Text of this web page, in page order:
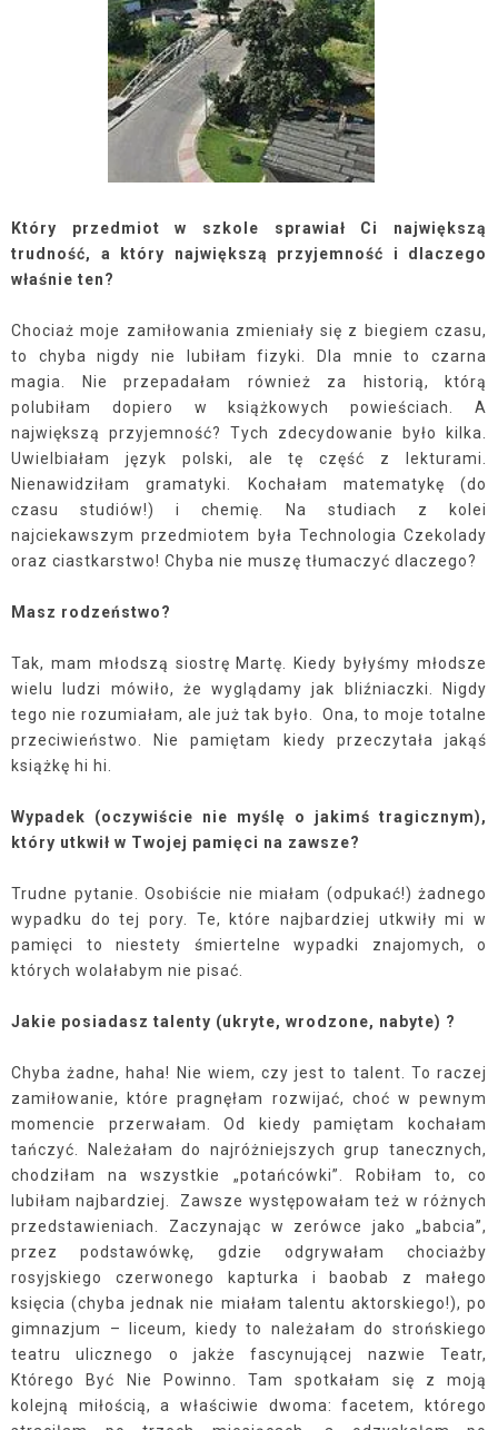
Który przedmiot w szkole sprawiał Ci największą
trudność, a który największą przyjemność i dlaczego
właśnie ten?
Chociaż moje zamiłowania zmieniały się z biegiem czasu,
to chyba nigdy nie lubiłam fizyki. Dla mnie to czarna
magia. Nie przepadałam również za historią, którą
polubiłam dopiero w książkowych powieściach. A
największą przyjemność? Tych zdecydowanie było kilka.
Uwielbiałam język polski, ale tę część z lekturami.
Nienawidziłam gramatyki. Kochałam matematykę (do
czasu studiów!) i chemię. Na studiach z kolei
najciekawszym przedmiotem była Technologia Czekolady
oraz ciastkarstwo! Chyba nie muszę tłumaczyć dlaczego?
Masz rodzeństwo?
Tak, mam młodszą siostrę Martę. Kiedy byłyśmy młodsze
wielu ludzi mówiło, że wyglądamy jak bliźniaczki. Nigdy
tego nie rozumiałam, ale już tak było.
Ona, to moje totalne
przeciwieństwo. Nie pamiętam kiedy przeczytała jakąś
książkę hi hi.
Wypadek (oczywiście nie myślę o jakimś tragicznym),
który utkwił w Twojej pamięci na zawsze?
Trudne pytanie. Osobiście nie miałam (odpukać!) żadnego
wypadku do tej pory. Te, które najbardziej utkwiły mi w
pamięci to niestety śmiertelne wypadki znajomych, o
których wolałabym nie pisać.
Jakie posiadasz talenty (ukryte, wrodzone, nabyte) ?
Chyba żadne, haha! Nie wiem, czy jest to talent. To raczej
zamiłowanie, które pragnęłam rozwijać, choć w pewnym
momencie przerwałam. Od kiedy pamiętam kochałam
tańczyć. Należałam do najróżniejszych grup tanecznych,
chodziłam na wszystkie „potańcówki”. Robiłam to, co
lubiłam najbardziej.
Zawsze występowałam też w różnych
przedstawieniach. Zaczynając w zerówce jako „babcia”,
przez podstawówkę, gdzie odgrywałam chociażby
rosyjskiego czerwonego kapturka i baobab z małego
księcia (chyba jednak nie miałam talentu aktorskiego!), po
gimnazjum – liceum, kiedy to należałam do strońskiego
teatru ulicznego o jakże fascynującej nazwie Teatr,
Którego Być Nie Powinno. Tam spotkałam się z moją
kolejną miłością, a właściwie dwoma: facetem, którego